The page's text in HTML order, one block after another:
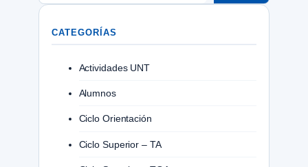
CATEGORÍAS
Actividades UNT
Alumnos
Ciclo Orientación
Ciclo Superior – TA